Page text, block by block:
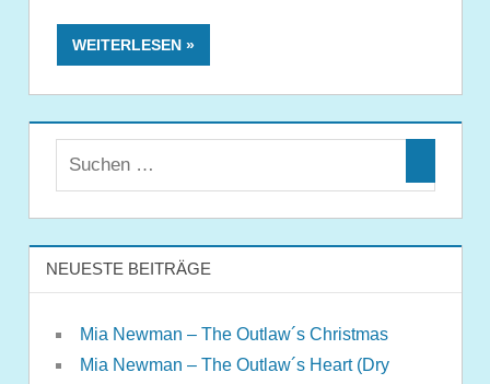
WEITERLESEN
NEUESTE BEITRÄGE
Mia Newman – The Outlaw´s Christmas
Mia Newman – The Outlaw´s Heart (Dry